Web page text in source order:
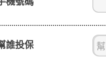
誰投保